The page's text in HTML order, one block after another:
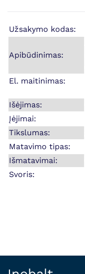
Užsakymo kodas:
Apibūdinimas:
El. maitinimas:
Išėjimas:
Įėjimai:
Tikslumas:
Matavimo tipas:
Išmatavimai:
Svoris: